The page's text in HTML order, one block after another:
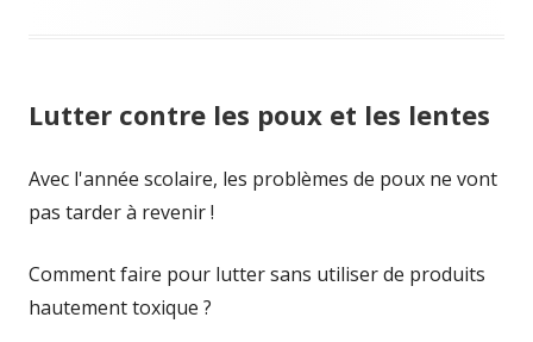
Lutter contre les poux et les lentes
Avec l'année scolaire, les problèmes de poux ne vont
pas tarder à revenir !
Comment faire pour lutter sans utiliser de produits
hautement toxique ?